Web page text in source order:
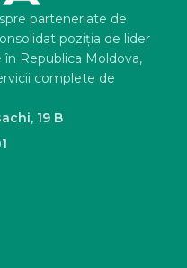
parteneriate de
poziţia de lider
Republica Moldova,
complete de
19 B